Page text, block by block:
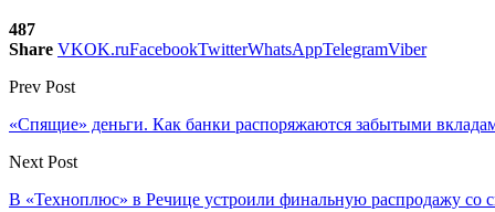
487
Share VKOK.ruFacebookTwitterWhatsAppTelegramViber
Prev Post
«Спящие» деньги. Как банки распоряжаются забытыми
Next Post
В «Техноплюс» в Речице устроили финальную распродажу со